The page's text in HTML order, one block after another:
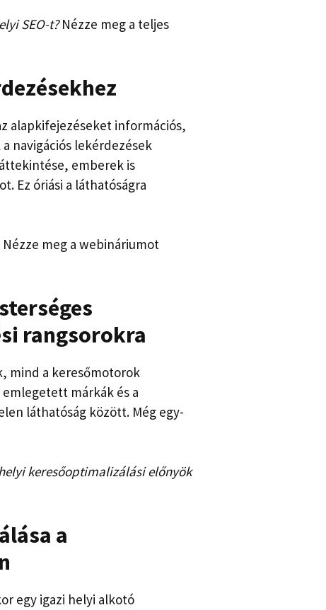
SEO-t?Nézze meg a teljes
alapkifejezéseket információs,
navigációs lekérdezések
emberek is
Ez óriási a láthatóságra
Nézze meg a webináriumot
rangsorokra
mind a keresőmotorok
márkák és a
láthatóság között. Még egy-
keresőoptimalizálási előnyök
a
egy igazi helyi alkotó